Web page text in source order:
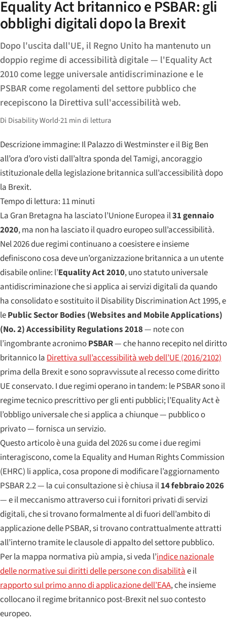
Equality Act britannico e PSBAR: gli
obblighi digitali dopo la Brexit
Dopo l'uscita dall'UE, il Regno Unito ha mantenuto un
doppio regime di accessibilità digitale — l'Equality Act
2010 come legge universale antidiscriminazione e le
PSBAR come regolamenti del settore pubblico che
recepiscono la Direttiva sull'accessibilità web.
Di Disability World·21 min di lettura
Descrizione immagine: Il Palazzo di Westminster e il Big Ben
all’ora d’oro visti dall’altra sponda del Tamigi, ancoraggio
istituzionale della legislazione britannica sull’accessibilità dopo
la Brexit.
Tempo di lettura: 11 minuti
La Gran Bretagna ha lasciato l’Unione Europea il31 gennaio
2020, ma non ha lasciato il quadro europeo sull’accessibilità.
Nel 2026 due regimi continuano a coesistere e insieme
definiscono cosa deve un’organizzazione britannica a un utente
disabile online: l’Equality Act 2010, uno statuto universale
antidiscriminazione che si applica ai servizi digitali da quando
ha consolidato e sostituito il Disability Discrimination Act 1995, e
lePublic Sector Bodies (Websites and Mobile Applications)
(No. 2) Accessibility Regulations 2018— note con
l’ingombrante acronimoPSBAR— che hanno recepito nel diritto
britannico la Direttiva sull’accessibilità web dell’UE (2016/2102)
prima della Brexit e sono sopravvissute al recesso come diritto
UE conservato. I due regimi operano in tandem: le PSBAR sono il
regime tecnico prescrittivo per gli enti pubblici; l’Equality Act è
l’obbligo universale che si applica a chiunque — pubblico o
privato — fornisca un servizio.
Questo articolo è una guida del 2026 su come i due regimi
interagiscono, come la Equality and Human Rights Commission
(EHRC) li applica, cosa propone di modificare l’aggiornamento
PSBAR 2.2 — la cui consultazione si è chiusa il14 febbraio 2026
— e il meccanismo attraverso cui i fornitori privati di servizi
digitali, che si trovano formalmente al di fuori dell’ambito di
applicazione delle PSBAR, si trovano contrattualmente attratti
all’interno tramite le clausole di appalto del settore pubblico.
Per la mappa normativa più ampia, si veda l’indice nazionale
delle normative sui diritti delle persone con disabilitàe il
rapporto sul primo anno di applicazione dell’EAA, che insieme
collocano il regime britannico post-Brexit nel suo contesto
europeo.